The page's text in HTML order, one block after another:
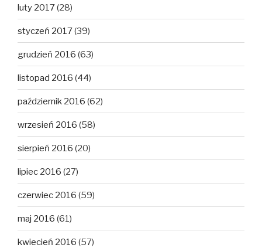
luty 2017(28)
styczeń 2017(39)
grudzień 2016 (63)
listopad 2016 (44)
październik 2016 (62)
wrzesień 2016 (58)
sierpień 2016 (20)
lipiec 2016 (27)
czerwiec 2016 (59)
maj 2016 (61)
kwiecień 2016 (57)